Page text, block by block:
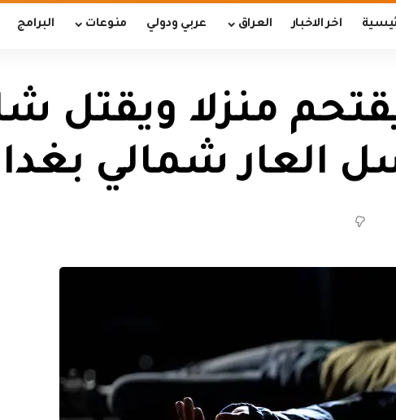
اخر الاخبار العراق عربي ودولي منوعات البرامج
منزلا ويقتل
العار شمالي